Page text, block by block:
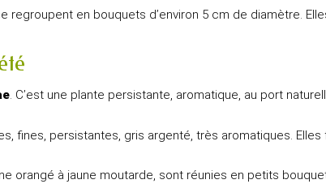
regroupent en bouquets d’environ 5 cm de diamètre.
. C’est une plante persistante, aromatique, au port
fines, persistantes, gris argenté, très aromatiques.
orangé à jaune moutarde, sont réunies en petits